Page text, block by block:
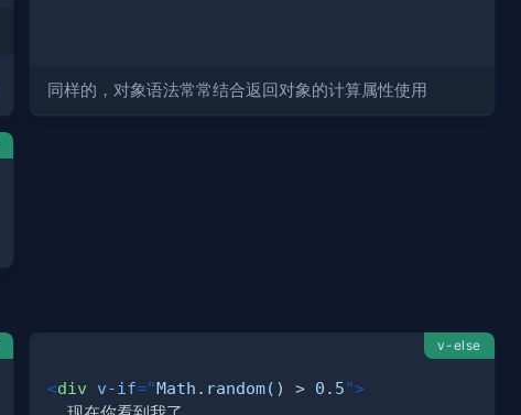
同样的，对象语法常常结合返回对象的计算属性使用
v-else
<div v-if="Math.random() > 0.5">